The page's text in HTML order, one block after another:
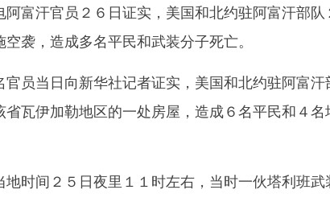
富汗官员２６日证实，美国和北约驻阿富汗部队
袭，造成多名平民和武装分子死亡。
员当日向新华社记者证实，美国和北约驻阿富汗
省瓦伊加勒地区的一处房屋，造成６名平民和４名
时间２５日夜里１１时左右，当时一伙塔利班武